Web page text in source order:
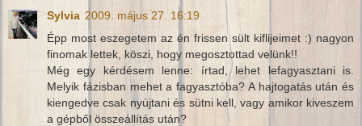
Sylvia 2009. május 27. 16:19
Épp most eszegetem az én frissen sült kiflijeimet :) nagyon
finomak lettek, köszi, hogy megosztottad velünk!!
Még egy kérdésem lenne: írtad, lehet lefagyasztani is.
Melyik fázisban mehet a fagyasztóba? A hajtogatás után és
kiengedve csak nyújtani és sütni kell, vagy amikor kiveszem
a gépből összeállítás után?